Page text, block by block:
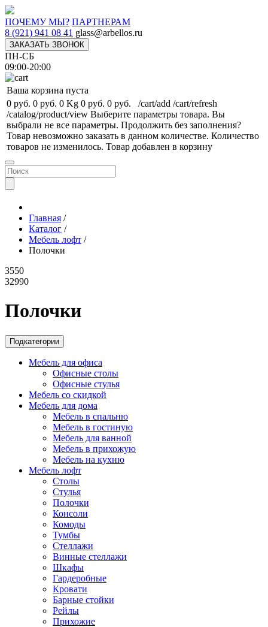
ПОЧЕМУ МЫ? ПАРТНЕРАМ
8 (921) 941 08 41 glass@arbellos.ru
ЗАКАЗАТЬ ЗВОНОК
ПН-СБ
09:00-20:00
Ваша корзина пуста
0 руб. 0 руб. 0 Kg 0 руб. 0 руб. /cart/add /cart/refresh
/catalog/product/view Выберите параметры товара. Вы
выбрали не все параметры. Продолжить без заполнения?
Товар невозможно заказать в данном количестве. Количество
товаров не изменилось. Товар добавлен в корзину
Главная /
Каталог /
Мебель лофт /
Полочки
3550
32990
Полочки
Подкатегории
Мебель для офиса
Офисные столы
Офисные стулья
Мебель со скидкой
Мебель для дома
Мебель в спальню
Мебель в гостиную
Мебель для ванной
Мебель в прихожую
Мебель на кухню
Мебель лофт
Столы
Стулья
Полочки
Консоли
Комоды
Тумбы
Стеллажи
Винные стеллажи
Шкафы
Гардеробные
Кровати
Барные стойки
Рейлы
Прихожие